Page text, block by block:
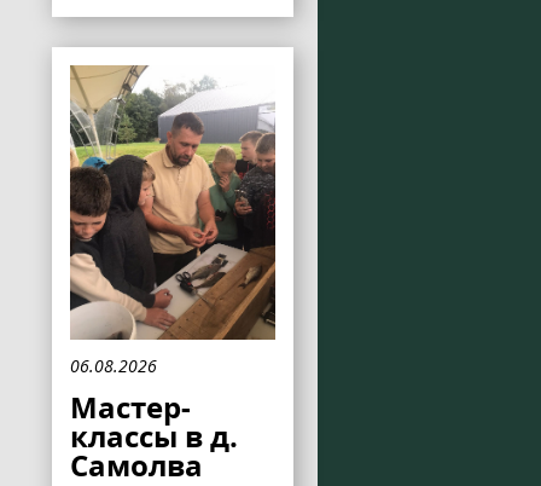
06.08.2026
Мастер-
классы в д.
Самолва